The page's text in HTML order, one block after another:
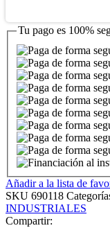
Tu pago es 100%
Añadir a la lista de
SKU 690118
INDUSTRIALES
Compartir: